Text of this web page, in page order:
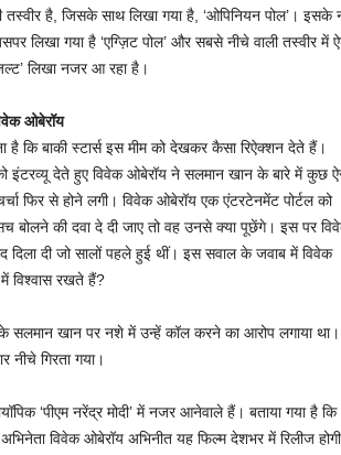
है, जिसके साथ लिखा गया है, ‘ओपिनियन पोल’। इसके
लिखा गया है ‘एग्ज़िट पोल’ और सबसे नीचे वाली तस्वीर में
लिखा नजर आ रहा है।
ओबेरॉय
कि बाकी स्टार्स इस मीम को देखकर कैसा रिऐक्शन देते हैं।
इंटरव्यू देते हुए विवेक ओबेरॉय ने सलमान खान के बारे में कुछ
फिर से होने लगी। विवेक ओबेरॉय एक एंटरटेनमेंट पोर्टल को
बोलने की दवा दे दी जाए तो वह उनसे क्या पूछेंगे। इस पर
दी जो सालों पहले हुई थीं। इस सवाल के जवाब में विवेक
विश्वास रखते हैं?
खान पर नशे में उन्हें कॉल करने का आरोप लगाया था।
नीचे गिरता गया।
‘पीएम नरेंद्र मोदी’ में नजर आनेवाले हैं। बताया गया है कि
विवेक ओबेरॉय अभिनीत यह फिल्म देशभर में रिलीज